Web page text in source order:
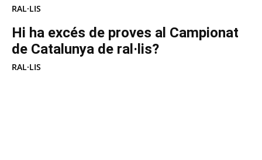
RAL·LIS
Hi ha excés de proves al Campionat
de Catalunya de ral·lis?
RAL·LIS